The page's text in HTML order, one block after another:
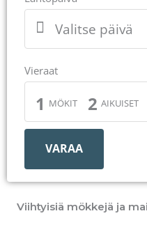
Valitse päivä
Vieraat
MÖKIT
1 AIKUISET
2
VARAA
Viihtyisiä mökkejä ja